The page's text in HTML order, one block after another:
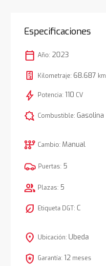
Especificaciones
calendar_today Año: 2023
Kilometraje: 68.687 km
bolt Potencia: 110 CV
comic_bubble Combustible: Gasolina
auto_transmission Cambio: Manual
Puertas: 5
group Plazas: 5
nest_eco_leaf Etiqueta DGT: C
location_on Ubicación: Ubeda
local_police Garantía: 12 meses